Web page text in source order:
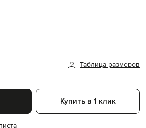
Таблица размеров
Купить в 1 клик